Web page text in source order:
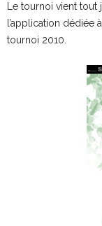
Le tournoi vient
l’application dédiée
tournoi 2010.